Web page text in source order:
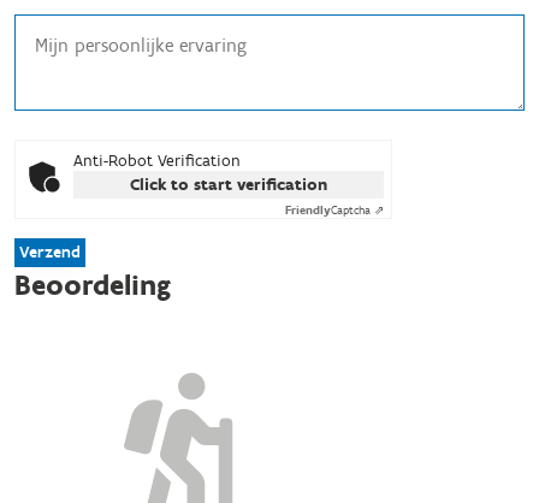
Anti-Robot Verification
Click to start verification
FriendlyCaptcha ⇗
Verzend
Beoordeling